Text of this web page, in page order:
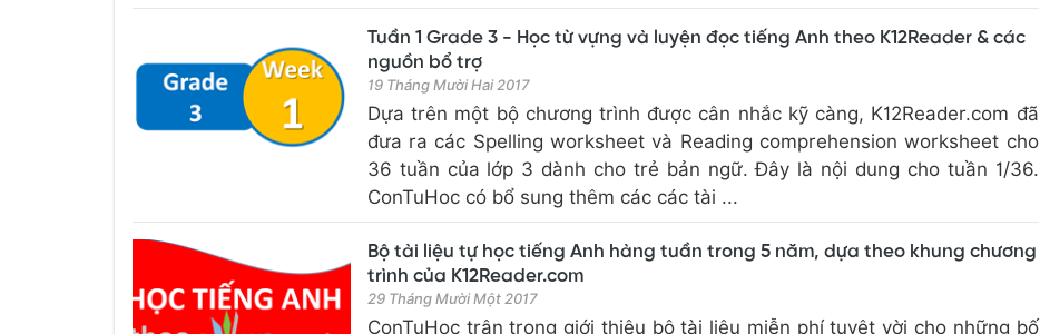
Tuần 1 Grade 3 - Học từ vựng và luyện đọc tiếng Anh theo K12Reader & các
nguồn bổ trợ
19 Tháng Mười Hai 2017
Dựa trên một bộ chương trình được cân nhắc kỹ càng, K12Reader.com đã
đưa ra các Spelling worksheet và Reading comprehension worksheet cho
36 tuần của lớp 3 dành cho trẻ bản ngữ. Đây là nội dung cho tuần 1/36.
ConTuHoc có bổ sung thêm các các tài ...
Bộ tài liệu tự học tiếng Anh hàng tuần trong 5 năm, dựa theo khung chương
trình của K12Reader.com
29 Tháng Mười Một 2017
ConTuHoc trân trọng giới thiệu bộ tài liệu miễn phí tuyệt vời cho những bố